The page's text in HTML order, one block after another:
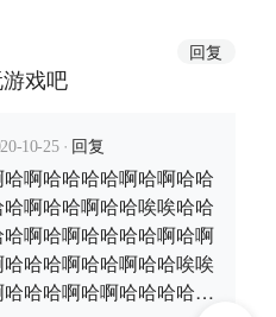
哈哈啊哈哈哈啊
哈哈哈啊哈哈哈
哈哈哈哈啊哈啊
哈哈哈啊哈哈啊哈
哈哈啊哈哈哈啊哈
哈哈哈啊哈哈哈啊
哈唉唉哈哈啊哈哈
啊哈哈哈哈啊哈啊
回复
戏吧
10-25 · 回复
啊哈哈哈哈啊哈啊哈哈
啊哈哈啊哈哈唉唉哈哈
啊哈啊哈哈哈哈啊哈啊
哈哈啊哈哈啊哈哈唉唉
哈哈啊哈啊哈哈哈哈啊